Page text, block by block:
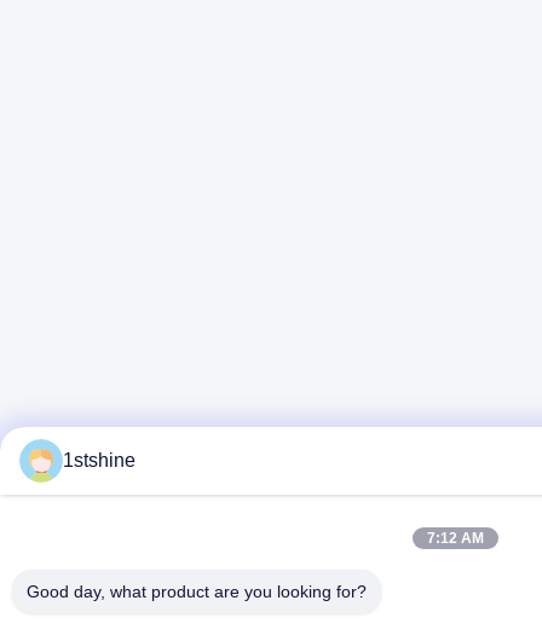
1stshine
7:12 AM
Good day, what product are you looking for?